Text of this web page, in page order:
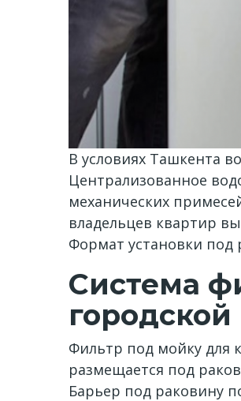
В условиях Ташкента
Централизованное
механических
владельцев квартир
Формат установки под
Система
Фильтр под мойку для
размещается под
Барьер под раковину